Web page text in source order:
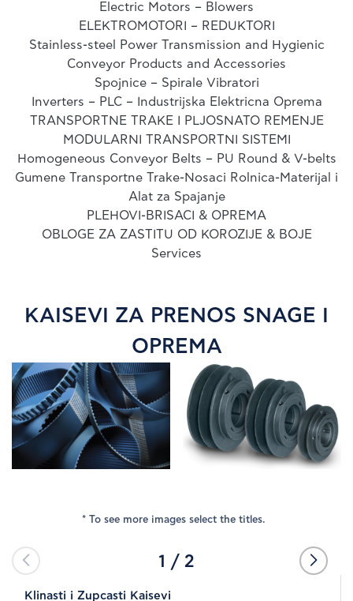
KOMPANIJA
NOVOSTI
PROIZVODI
KONTAKT
Electric Motors – Blowers
ELEKTROMOTORI – REDUKTORI
Stainless-steel Power Transmission and Hygienic
Conveyor Products and Accessories
Spojnice – Spirale Vibratori
Inverters – PLC – Industrijska Elektricna Oprema
TRANSPORTNE TRAKE I PLJOSNATO REMENJE
MODULARNI TRANSPORTNI SISTEMI
Homogeneous Conveyor Belts – PU Round & V-belts
Gumene Transportne Trake-Nosaci Rolnica-Materijal i
Alat za Spajanje
PLEHOVI-BRISACI & OPREMA
OBLOGE ZA ZASTITU OD KOROZIJE & BOJE
Services
KAISEVI ZA PRENOS SNAGE I
OPREMA
1 / 2
* To see more images select the titles.
Klinasti i Zupcasti Kaisevi